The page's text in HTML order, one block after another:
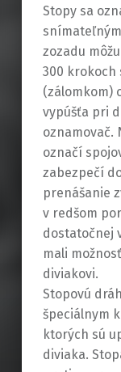
Stopy sa
zozadu
300 krokoch
(zálomkom)
vypúšťa pri
oznamovač.
označí
zabezpečí
prenášanie
v redšom
dostatočnej
mali
diviakovi.
Stopovú
špeciálnym
ktorých sú
diviaka.